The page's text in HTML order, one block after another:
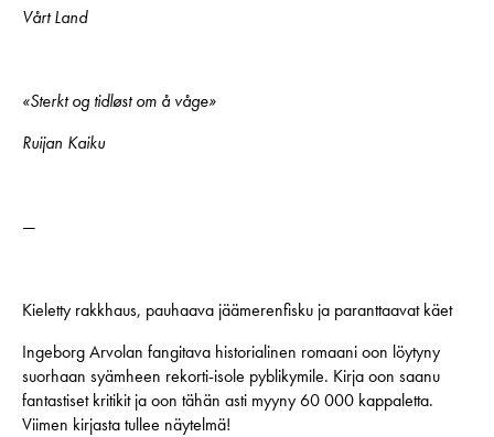
Vårt Land
«Sterkt og tidløst om å våge»
Ruijan Kaiku
—
Kieletty rakkhaus, pauhaava jäämerenfisku ja paranttaavat käet
Ingeborg Arvolan fangitava historialinen romaani oon löytyny
suorhaan syämheen rekorti-isole pyblikymile. Kirja oon saanu
fantastiset kritikit ja oon tähän asti myyny 60 000 kappaletta.
Viimen kirjasta tullee näytelmä!